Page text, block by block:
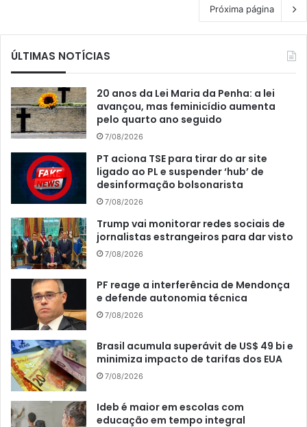
Próxima página
ÚLTIMAS NOTÍCIAS
20 anos da Lei Maria da Penha: a lei
avançou, mas feminicídio aumenta
pelo quarto ano seguido
7/08/2026
PT aciona TSE para tirar do ar site
ligado ao PL e suspender ‘hub’ de
desinformação bolsonarista
7/08/2026
Trump vai monitorar redes sociais de
jornalistas estrangeiros para dar visto
7/08/2026
PF reage a interferência de Mendonça
e defende autonomia técnica
7/08/2026
Brasil acumula superávit de US$ 49 bi e
minimiza impacto de tarifas dos EUA
7/08/2026
Ideb é maior em escolas com
educação em tempo integral